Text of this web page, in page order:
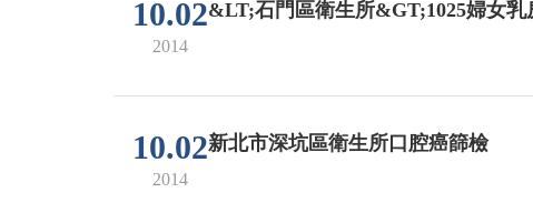
10.02
2014
&LT;石門區衛生所&GT;1025婦女
10.02
2014
新北市深坑區衛生所口腔癌篩檢